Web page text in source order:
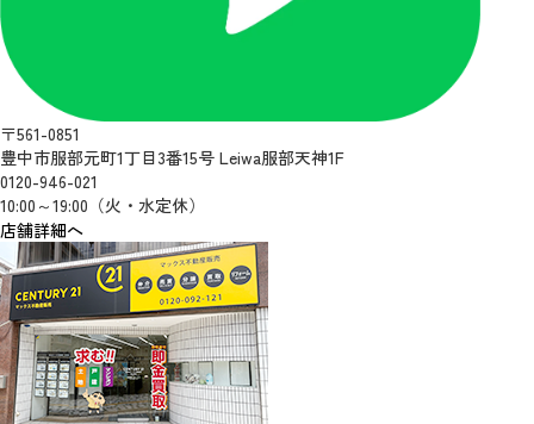
〒561-0851
豊中市服部元町1丁目3番15号 Leiwa服部天神1F
0120-946-021
10:00～19:00（火・水定休）
店舗詳細へ